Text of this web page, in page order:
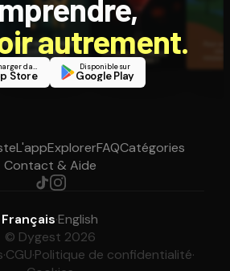
autrement.
Télécharger dans
Store
Disponible sur
Google Play
L'appExplorerFAQCatégories
Contact & Aide
Français·English
© Dygest 2026
·CGU·Politique de confidentialité·